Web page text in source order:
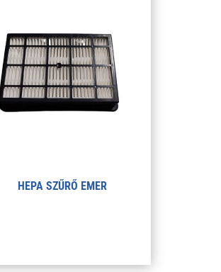
HEPA SZŰRŐ EMER